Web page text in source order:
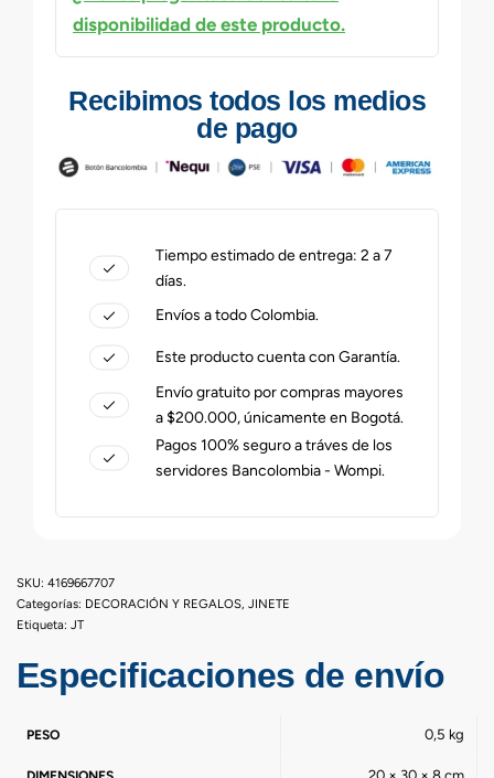
disponibilidad de este producto.
Recibimos todos los medios
de pago
Tiempo estimado de entrega: 2 a 7
días.
Envíos a todo Colombia.
Este producto cuenta con Garantía.
Envío gratuito por compras mayores
a $200.000, únicamente en Bogotá.
Pagos 100% seguro a tráves de los
servidores Bancolombia - Wompi.
4169667707
Categorías: DECORACIÓN Y REGALOS JINETE
Etiqueta: JT
Especificaciones de envío
PESO 0,5 kg